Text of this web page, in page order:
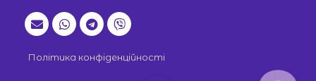
Політика конфіденційності